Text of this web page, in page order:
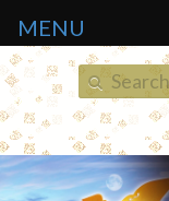
Search
for:
MENU